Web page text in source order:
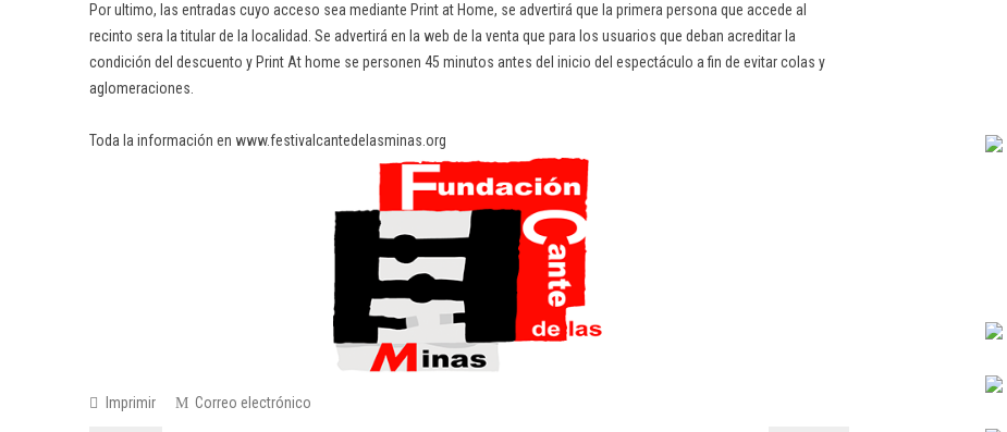
Por ultimo, las entradas cuyo acceso sea mediante Print at Home, se advertirá que la primera persona que accede al
recinto sera la titular de la localidad. Se advertirá en la web de la venta que para los usuarios que deban acreditar la
condición del descuento y Print At home se personen 45 minutos antes del inicio del espectáculo a fin de evitar colas y
aglomeraciones.
Toda la información en www.festivalcantedelasminas.org
Imprimir Correo electrónico